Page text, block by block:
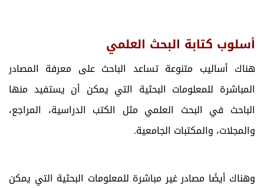
أسلوب كتابة البحث العلمي
هناك أساليب متنوعة تساعد الباحث على معرفة المصادر
المباشرة للمعلومات البحثية التي يمكن أن يستفيد منها
الباحث في البحث العلمي مثل الكتب الدراسية، المراجع،
والمجلات، والمكتبات الجامعية.
وهناك أيضًا مصادر غير مباشرة للمعلومات البحثية التي يمكن